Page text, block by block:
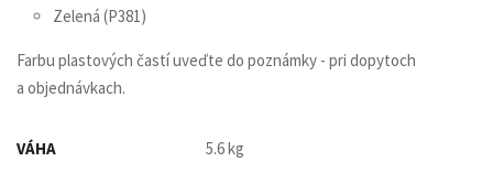
Zelená (P381)
Farbu plastových častí uveďte do poznámky - pri dopytoch
a objednávkach.
VÁHA 5.6 kg